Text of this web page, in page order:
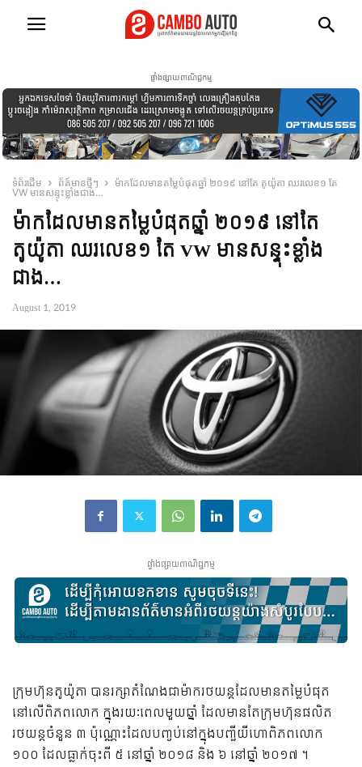
ផ្ទាំងផ្សាយពាណិជ្ជកម្ម
ទំព័រដើម ព័ត៍មានថ្មីៗ
ម៉ាកដែលមានតម្លៃបំផុតឆ្នាំ ២០១៩ នៅតែ តូយ៉ូតា ឈរលេខ១ តែ
VW មានសន្ទុះខ្លាំងជាង…
ម៉ាកដែលមានតម្លៃបំផុតឆ្នាំ ២០១៩ នៅតែ
តូយ៉ូតា ឈរលេខ១ តែ VW មានសន្ទុះខ្លាំង
ជាង…
August 1, 2019
ផ្ទាំងផ្សាយពាណិជ្ជកម្ម
ក្រុមហ៊ុនតូយ៉ូតា បានរក្សាតំណែងជាម៉ាករថយន្តដែលមានតម្លៃបំផុត
នៅលើពិភពលោក ក្នុងរយៈពេលមួយឆ្នាំ ដែលមានតែក្រុមហ៊ុនផលិត
រថយន្តចំនួន ៣ ប៉ុណ្ណោះដែលបញ្ចប់នៅក្នុងបញ្ជីយីហោពិភពលោក
១០០ ដែលធ្លាក់ចុះពី ៥ នៅឆ្នាំ ២០១៨ និង ៦ នៅឆ្នាំ ២០១៧ ។